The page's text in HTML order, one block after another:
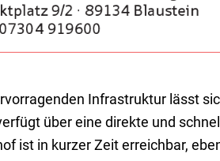
Infrastruktur lässt
über eine direkte und
ist in kurzer Zeit erreichbar,